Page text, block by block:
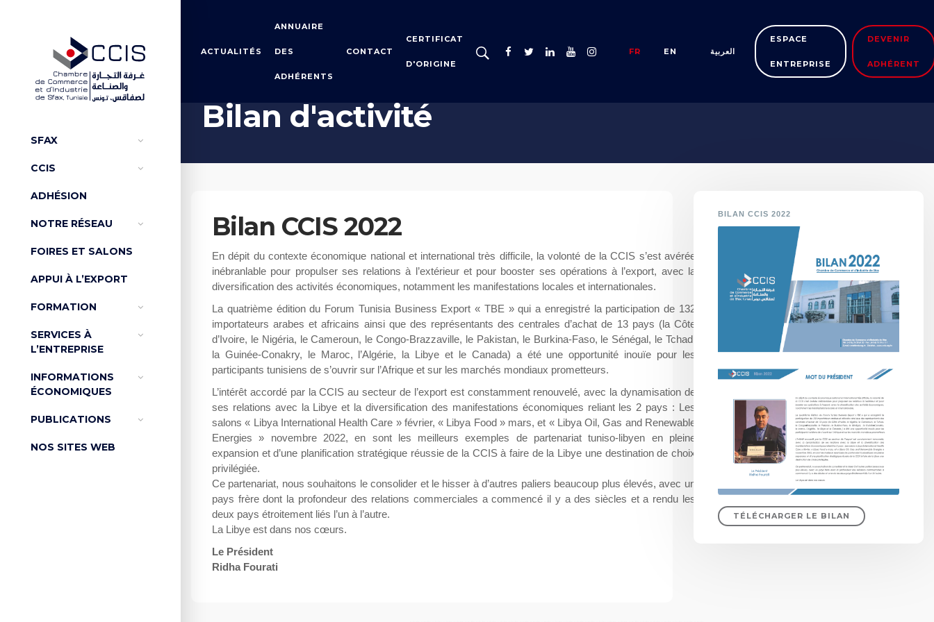
SFAX
CCIS
ADHÉSION
NOTRE RÉSEAU
FOIRES ET SALONS
APPUI À L’EXPORT
FORMATION
SERVICES À
L’ENTREPRISE
INFORMATIONS
ÉCONOMIQUES
PUBLICATIONS
NOS SITES WEB
ACTUALITÉS
ANNUAIRE
DES
ADHÉRENTS
CONTACT
CERTIFICAT
D'ORIGINE
FR EN العربية
ESPACE
ENTREPRISE
DEVENIR
ADHÉRENT
Bilans d'activité
Bilan d'activité
Bilan CCIS 2022
En dépit du contexte économique national et international très difficile, la volonté de la CCIS s’est avérée
inébranlable pour propulser ses relations à l’extérieur et pour booster ses opérations à l’export, avec la
diversification des activités économiques, notamment les manifestations locales et internationales.
La quatrième édition du Forum Tunisia Business Export « TBE » qui a enregistré la participation de 132
importateurs arabes et africains ainsi que des représentants des centrales d’achat de 13 pays (la Côte
d’Ivoire, le Nigéria, le Cameroun, le Congo-Brazzaville, le Pakistan, le Burkina-Faso, le Sénégal, le Tchad,
la Guinée-Conakry, le Maroc, l’Algérie, la Libye et le Canada) a été une opportunité inouïe pour les
participants tunisiens de s’ouvrir sur l’Afrique et sur les marchés mondiaux prometteurs.
L’intérêt accordé par la CCIS au secteur de l’export est constamment renouvelé, avec la dynamisation de
ses relations avec la Libye et la diversification des manifestations économiques reliant les 2 pays : Les
salons « Libya International Health Care » février, « Libya Food » mars, et « Libya Oil, Gas and Renewable
Energies » novembre 2022, en sont les meilleurs exemples de partenariat tuniso-libyen en pleine
expansion et d’une planification stratégique réussie de la CCIS à faire de la Libye une destination de choix
privilégiée.
Ce partenariat, nous souhaitons le consolider et le hisser à d’autres paliers beaucoup plus élevés, avec un
pays frère dont la profondeur des relations commerciales a commencé il y a des siècles et a rendu les
deux pays étroitement liés l’un à l’autre.
La Libye est dans nos cœurs.
Le Président
Ridha Fourati
BILAN CCIS 2022
TÉLÉCHARGER LE BILAN